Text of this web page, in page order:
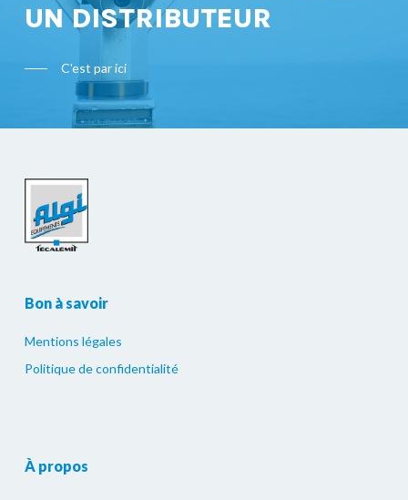
UN DISTRIBUTEUR
C'est par ici
Bon à savoir
Mentions légales
Politique de confidentialité
À propos